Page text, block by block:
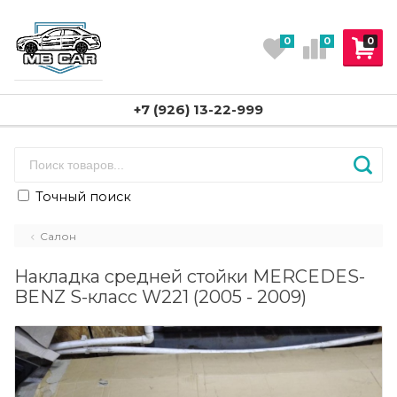
0
0 0
+7 (926) 13-22-999
Точный поиск
Салон
Накладка средней стойки MERCEDES-
BENZ S-класс W221 (2005 - 2009)